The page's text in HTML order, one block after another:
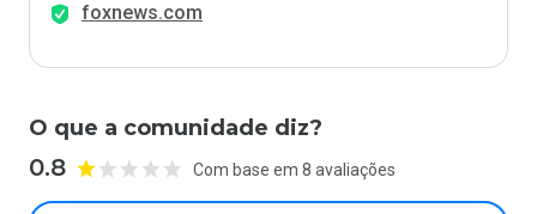
foxnews.com
O que a comunidade diz?
0.8 Com base em 8 avaliações